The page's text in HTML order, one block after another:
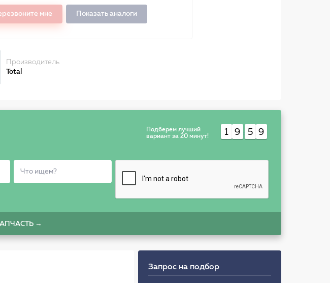
мне Показать аналоги
Производитель
Total
Подберем лучший
вариант за 20 минут!
1 9 : 5 9
→
Запрос на подбор